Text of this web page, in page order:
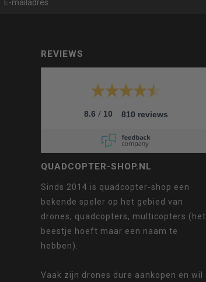
REVIEWS
8.6 / 10 810 reviews
QUADCOPTER-SHOP.NL
Sinds 2014 is quadcopter-shop een
bekende speler op het gebied van
drones, quadcopters, multicopters (het
beestje hoeft maar een naam te
hebben).
Vaak zijn drones dure aankopen en wil